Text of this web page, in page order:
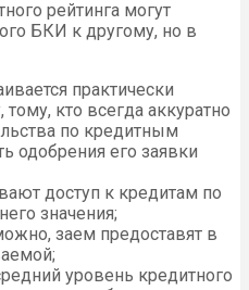
рейтинга могут
БКИ к другому, но в
практически
кто всегда аккуратно
по кредитным
одобрения его заявки
доступ к кредитам по
значения;
заем предоставят в
уровень кредитного